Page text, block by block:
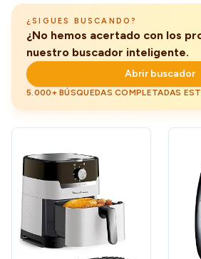
¿SIGUES BUSCANDO?
¿No hemos acertado con los
nuestro buscador inteligente.
Abrir buscador
5.000+ BÚSQUEDAS COMPLETADAS